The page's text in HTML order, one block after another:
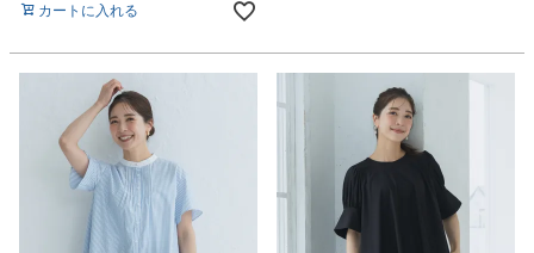
カートに入れる